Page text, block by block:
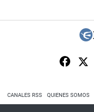
CANALES RSS QUIENES SOMOS